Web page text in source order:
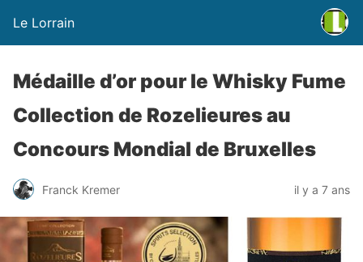
Le Lorrain
Médaille d’or pour le Whisky Fume
Collection de Rozelieures au
Concours Mondial de Bruxelles
Franck Kremer il y a 7 ans